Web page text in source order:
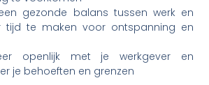
gezonde balans tussen werk en
tijd te maken voor ontspanning en
openlijk met je werkgever en
je behoeften en grenzen